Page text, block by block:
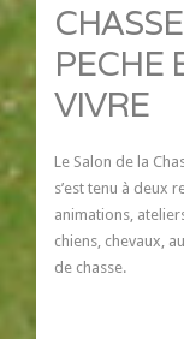
PECHE
VIVRE
Le Salon de la
s’est tenu à deux
animations,
chiens, chevaux,
de chasse.